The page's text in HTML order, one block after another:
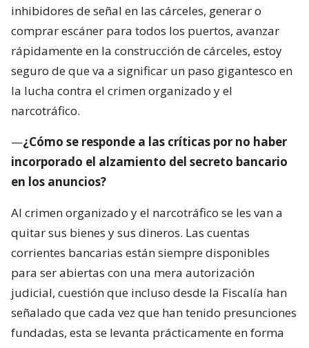
inhibidores de señal en las cárceles, generar o
comprar escáner para todos los puertos, avanzar
rápidamente en la construcción de cárceles, estoy
seguro de que va a significar un paso gigantesco en
la lucha contra el crimen organizado y el
narcotráfico.
—¿Cómo se responde a las críticas por no haber
incorporado el alzamiento del secreto bancario
en los anuncios?
Al crimen organizado y el narcotráfico se les van a
quitar sus bienes y sus dineros. Las cuentas
corrientes bancarias están siempre disponibles
para ser abiertas con una mera autorización
judicial, cuestión que incluso desde la Fiscalía han
señalado que cada vez que han tenido presunciones
fundadas, esta se levanta prácticamente en forma